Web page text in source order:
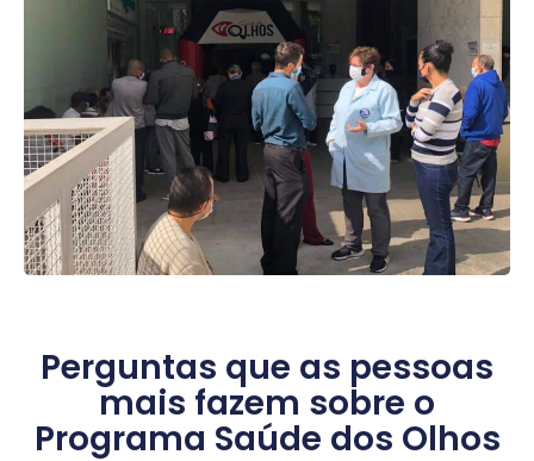
Perguntas que as pessoas
mais fazem sobre o
Programa Saúde dos Olhos